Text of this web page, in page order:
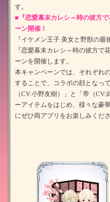
す。
■『恋愛幕末カレシ～時の彼方
ーン開催！
『イケメン王子 美女と野獣の
『恋愛幕末カレシ～時の彼方で
ーンを開催します。
本キャンペーンでは、それぞれ
することで、コラボの顔となっ
（CV:小野友樹）」と「帝（
ーアイテムをはじめ、様々な豪
にぜひ両アプリをお楽しみくだ